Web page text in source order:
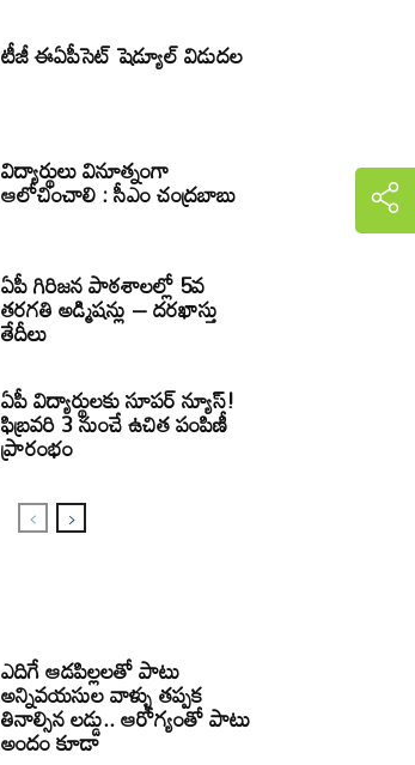
టీజీ ఈఏపీసెట్‌ షెడ్యూల్‌ విడుదల
విద్యార్థులు వినూత్నంగా
ఆలోచించాలి : సీఎం చంద్రబాబు
ఏపీ గిరిజన పాఠశాలల్లో 5వ
తరగతి అడ్మిషన్లు – దరఖాస్తు
తేదీలు
ఏపీ విద్యార్థులకు సూపర్ న్యూస్!
ఫిబ్రవరి 3 నుంచే ఉచిత పంపిణీ
ప్రారంభం
ఎదిగే ఆడపిల్లలతో పాటు
అన్నివయసుల వాళ్ళు తప్పక
తినాల్సిన లడ్డు.. ఆరోగ్యంతో పాటు
అందం కూడా